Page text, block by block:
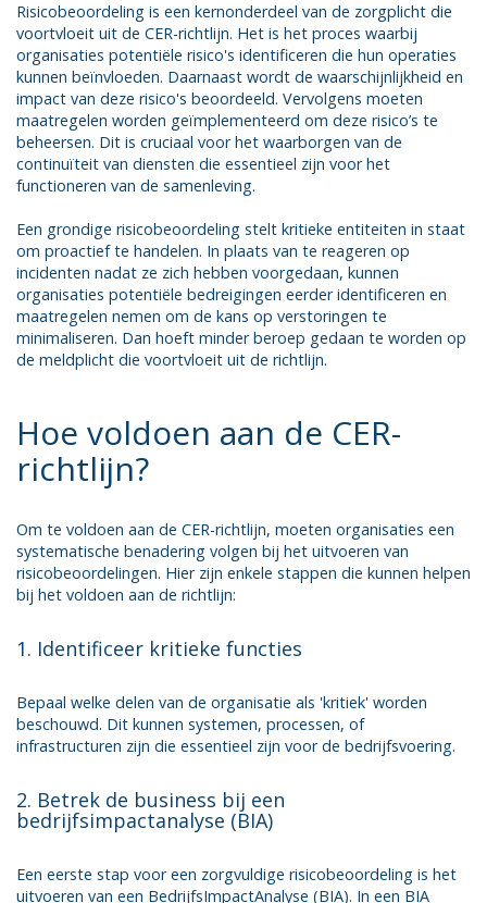
Risicobeoordeling is een kernonderdeel van de zorgplicht die
voortvloeit uit de CER-richtlijn. Het is het proces waarbij
organisaties potentiële risico's identificeren die hun operaties
kunnen beïnvloeden. Daarnaast wordt de waarschijnlijkheid en
impact van deze risico's beoordeeld. Vervolgens moeten
maatregelen worden geïmplementeerd om deze risico’s te
beheersen. Dit is cruciaal voor het waarborgen van de
continuïteit van diensten die essentieel zijn voor het
functioneren van de samenleving.
Een grondige risicobeoordeling stelt kritieke entiteiten in staat
om proactief te handelen. In plaats van te reageren op
incidenten nadat ze zich hebben voorgedaan, kunnen
organisaties potentiële bedreigingen eerder identificeren en
maatregelen nemen om de kans op verstoringen te
minimaliseren. Dan hoeft minder beroep gedaan te worden op
de meldplicht die voortvloeit uit de richtlijn.
Hoe voldoen aan de CER-
richtlijn?
Om te voldoen aan de CER-richtlijn, moeten organisaties een
systematische benadering volgen bij het uitvoeren van
risicobeoordelingen. Hier zijn enkele stappen die kunnen helpen
bij het voldoen aan de richtlijn:
1. Identificeer kritieke functies
Bepaal welke delen van de organisatie als 'kritiek' worden
beschouwd. Dit kunnen systemen, processen, of
infrastructuren zijn die essentieel zijn voor de bedrijfsvoering.
2. Betrek de business bij een
bedrijfsimpactanalyse (BIA)
Een eerste stap voor een zorgvuldige risicobeoordeling is het
uitvoeren van een BedrijfsImpactAnalyse (BIA). In een BIA